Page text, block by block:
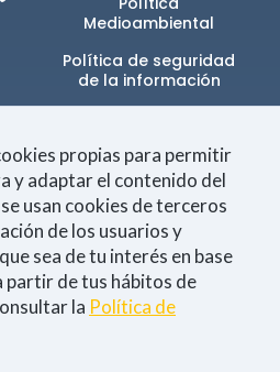
Medioambiental
Política de seguridad
de la información​
comunidad
Eventos
Empleo
propias para permitir
y adaptar el contenido del
usan cookies de terceros
de los usuarios y
sea de tu interés en base
partir de tus hábitos de
la Política de
ofertas
personalizados.
NID